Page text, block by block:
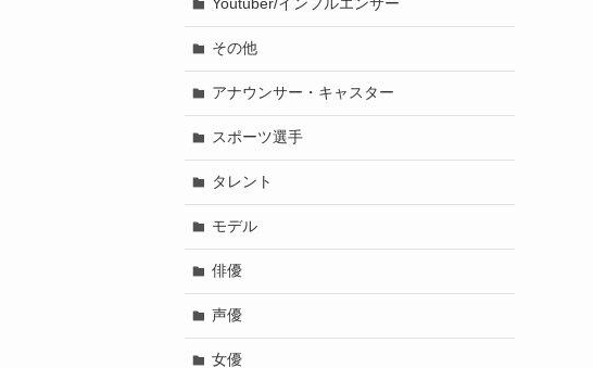
その他
アナウンサー・キャスター
スポーツ選手
タレント
モデル
俳優
声優
女優